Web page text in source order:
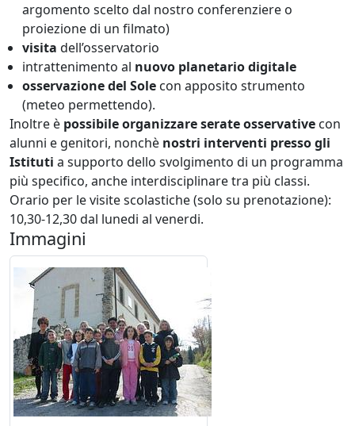
argomento scelto dal nostro conferenziere o
proiezione di un filmato)
visita dell’osservatorio
intrattenimento al nuovo planetario digitale
osservazione del Sole con apposito strumento
(meteo permettendo).
Inoltre è possibile organizzare serate osservative con
alunni e genitori, nonchè nostri interventi presso gli
Istituti a supporto dello svolgimento di un programma
più specifico, anche interdisciplinare tra più classi.
Orario per le visite scolastiche (solo su prenotazione):
10,30-12,30 dal lunedi al venerdi.
Immagini